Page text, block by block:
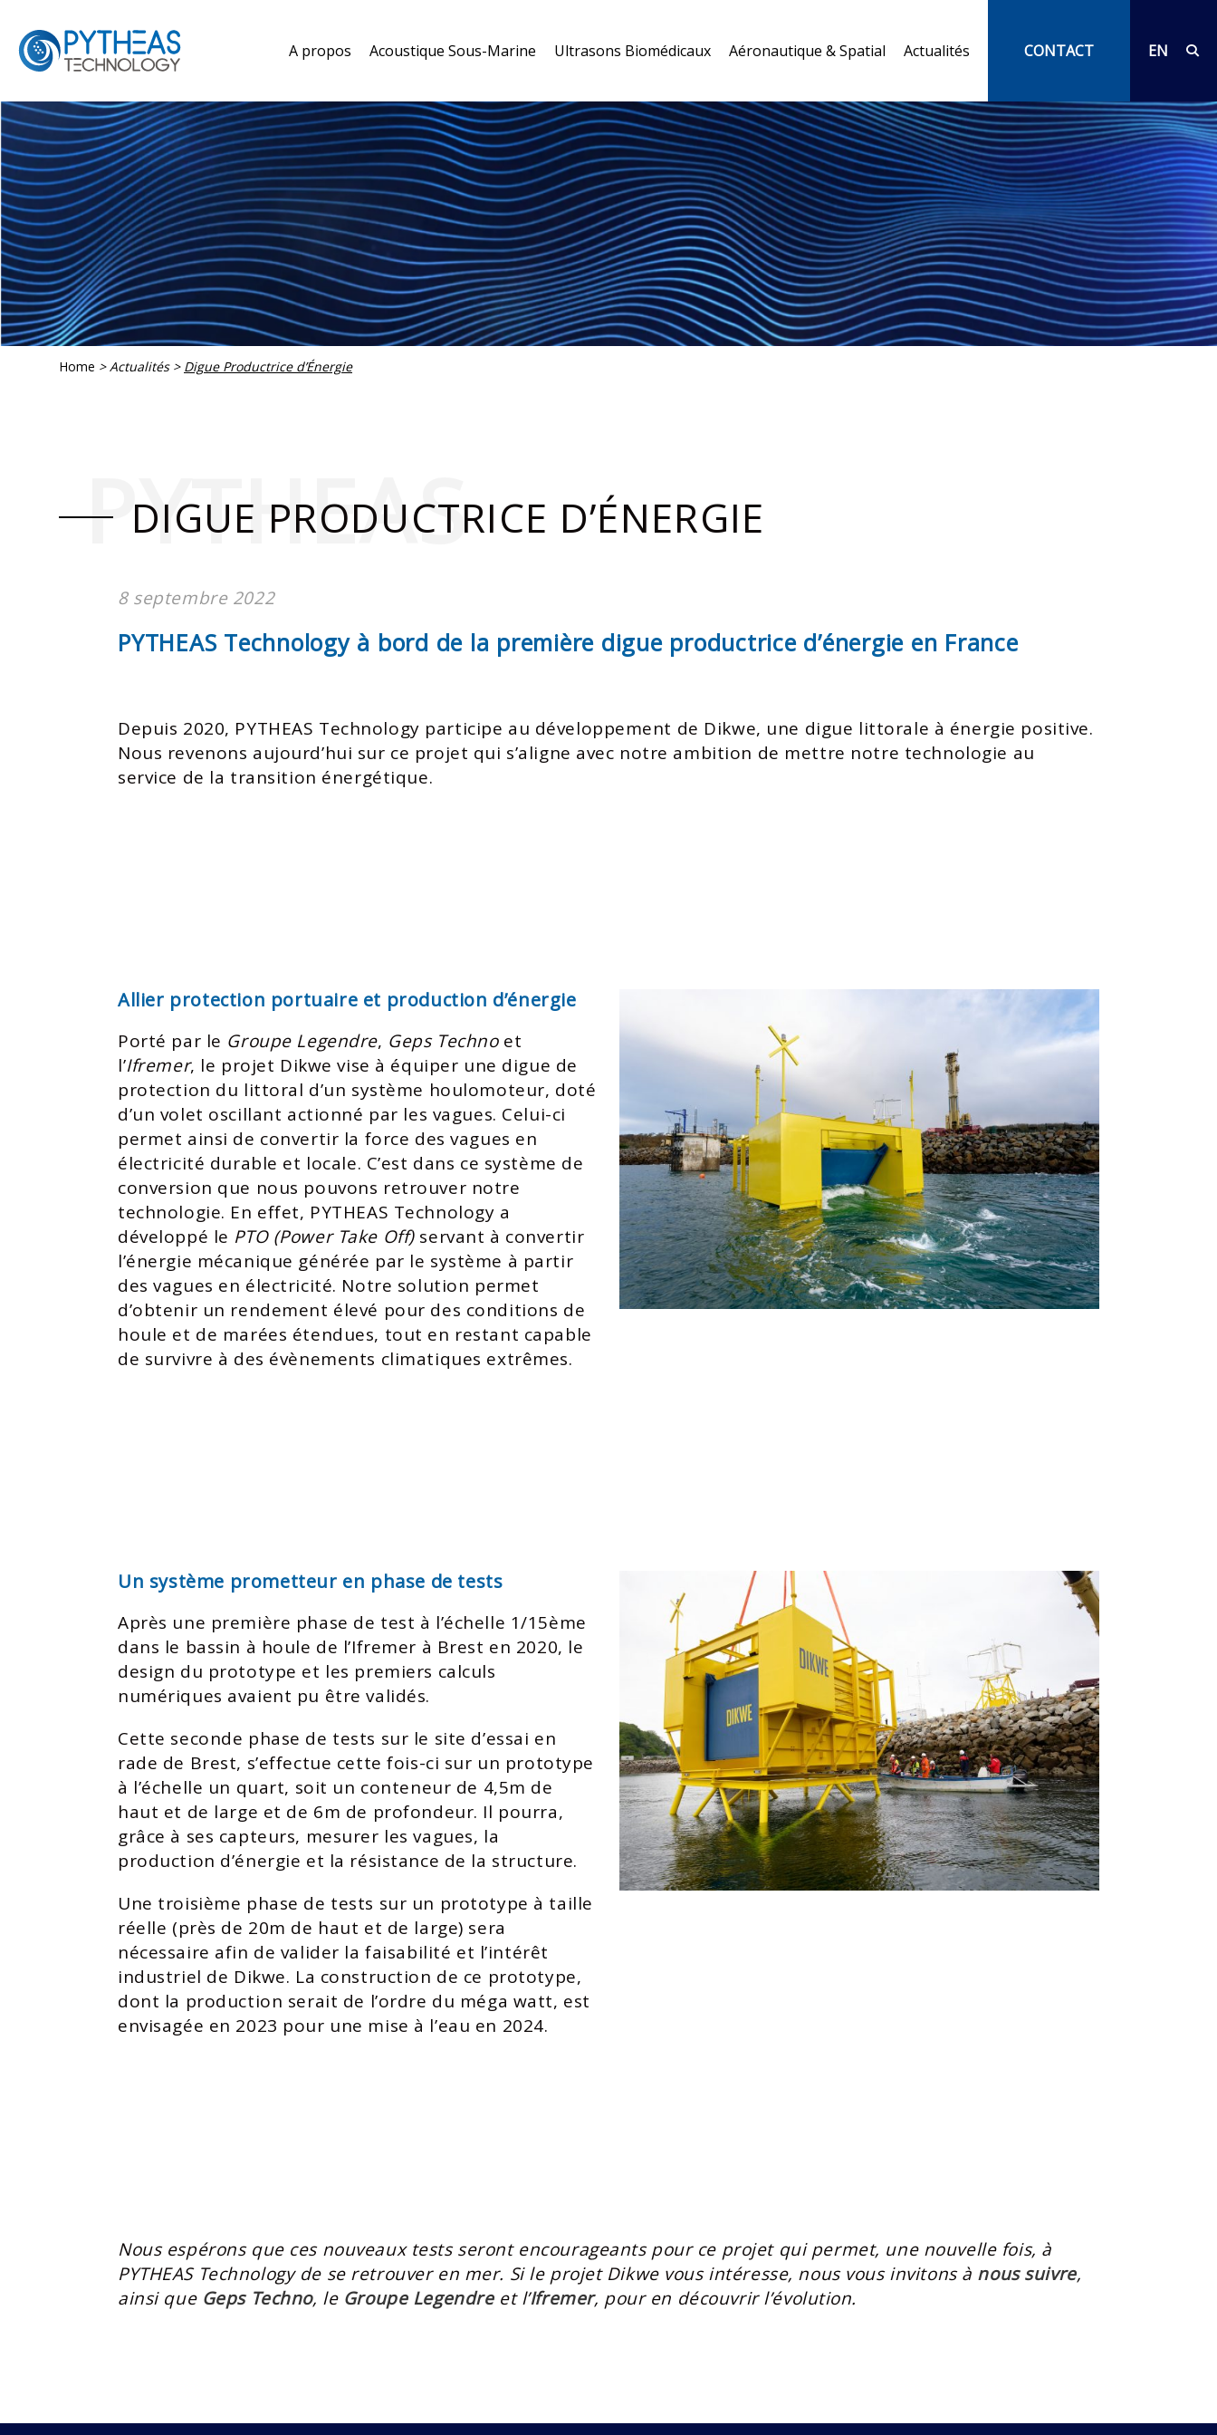
A propos Acoustique Sous-Marine Ultrasons Biomédicaux Aéronautique & Spatial Actualités CONTACT EN
Home > Actualités > Digue Productrice d’Énergie
DIGUE PRODUCTRICE D’ÉNERGIE
PYTHEAS
8 septembre 2022
PYTHEAS Technology à bord de la première digue productrice d’énergie en France
Depuis 2020, PYTHEAS Technology participe au développement de Dikwe, une digue littorale à énergie positive.
Nous revenons aujourd’hui sur ce projet qui s’aligne avec notre ambition de mettre notre technologie au
service de la transition énergétique.
Allier protection portuaire et production d’énergie
Porté par le Groupe Legendre, Geps Technoet
l’Ifremer, le projet Dikwe vise à équiper une digue de
protection du littoral d’un système houlomoteur, doté
d’un volet oscillant actionné par les vagues. Celui-ci
permet ainsi de convertir la force des vagues en
électricité durable et locale. C’est dans ce système de
conversion que nous pouvons retrouver notre
technologie. En effet, PYTHEAS Technology a
développé le PTO (Power Take Off)servant à convertir
l’énergie mécanique générée par le système à partir
des vagues en électricité. Notre solution permet
d’obtenir un rendement élevé pour des conditions de
houle et de marées étendues, tout en restant capable
de survivre à des évènements climatiques extrêmes.
Un système prometteur en phase de tests
Après une première phase de test à l’échelle 1/15ème
dans le bassin à houle de l’Ifremer à Brest en 2020, le
design du prototype et les premiers calculs
numériques avaient pu être validés.
Cette seconde phase de tests sur le site d’essai en
rade de Brest, s’effectue cette fois-ci sur un prototype
à l’échelle un quart, soit un conteneur de 4,5m de
haut et de large et de 6m de profondeur. Il pourra,
grâce à ses capteurs, mesurer les vagues, la
production d’énergie et la résistance de la structure.
Une troisième phase de tests sur un prototype à taille
réelle (près de 20m de haut et de large) sera
nécessaire afin de valider la faisabilité et l’intérêt
industriel de Dikwe. La construction de ce prototype,
dont la production serait de l’ordre du méga watt, est
envisagée en 2023 pour une mise à l’eau en 2024.
Nous espérons que ces nouveaux tests seront encourageants pour ce projet qui permet, une nouvelle fois, à
PYTHEAS Technology de se retrouver en mer. Si le projet Dikwe vous intéresse, nous vous invitons à nous suivre,
ainsi que Geps Techno, le Groupe Legendreet l’Ifremer, pour en découvrir l’évolution.